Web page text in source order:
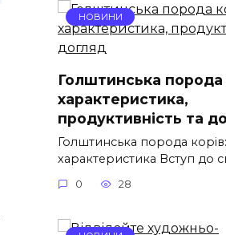
НОВИНИ
Голштинська порода
характеристика,
продуктивність та
Голштинська порода корів:
характеристика Вступ до
0 28